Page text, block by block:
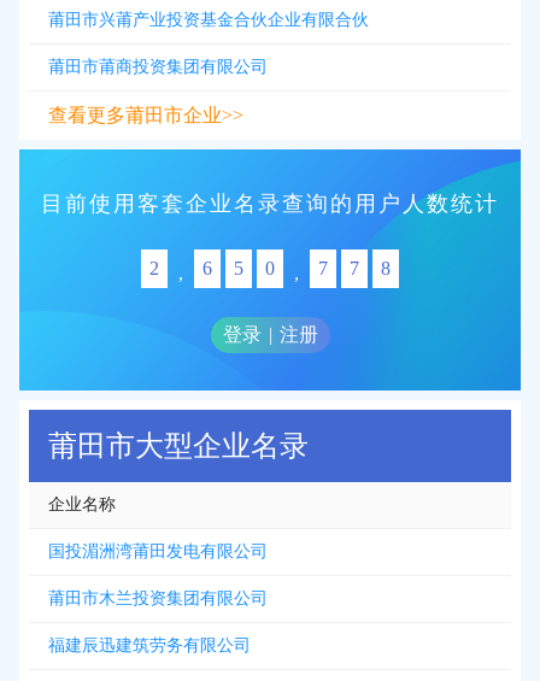
莆田市兴莆产业投资基金合伙企业有限合伙
莆田市莆商投资集团有限公司
查看更多莆田市企业>>
目前使用客套企业名录查询的用户人数统计
2 , 6 5 0 , 7 7 8
登录 | 注册
莆田市大型企业名录
企业名称
国投湄洲湾莆田发电有限公司
莆田市木兰投资集团有限公司
福建辰迅建筑劳务有限公司